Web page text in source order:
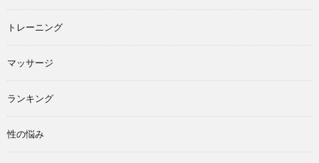
トレーニング
マッサージ
ランキング
性の悩み